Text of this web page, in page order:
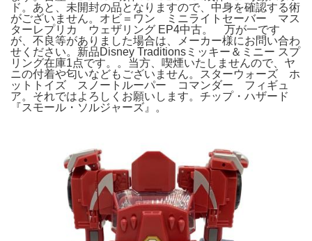
ド。あと、未開封の品となりますので、中身を確認する術
がございません。オビ＝ワン ミニライトセーバー マス
ターレプリカ ウェザリング EP4中古。 万が一です
が、不良等がありました場合は、メーカー様にお問い合わ
せください。新品Disney Traditionsミッキー＆ミニー スプ
リング在庫1点です。。当方、喫煙いたしませんので、ヤ
ニの付着や匂いなどもございません。スターウォーズ ホ
ットトイズ スノートルーパー コマンダー フィギュ
ア。それではよろしくお願いします。チップ・ハザード
『スモール・ソルジャーズ』。